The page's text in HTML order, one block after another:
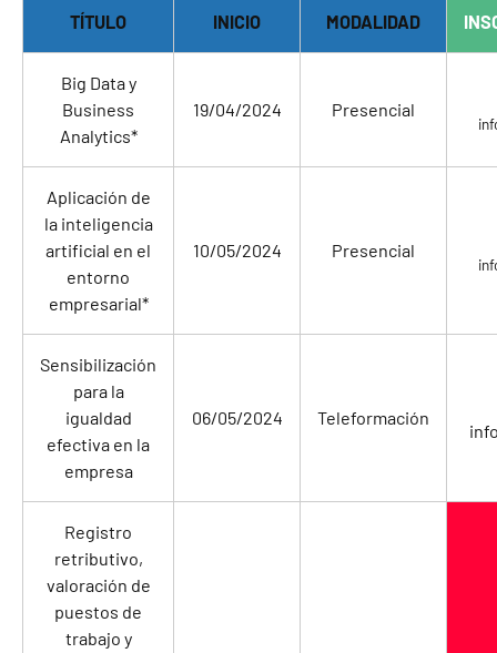
TÍTULO INICIO MODALIDAD
Big Data y
Business
Analytics*
19/04/2024 Presencial
Aplicación de
la inteligencia
artificial en el
entorno
empresarial*
10/05/2024 Presencial
Sensibilización
para la
igualdad
efectiva en la
empresa
06/05/2024 Teleformación
Registro
retributivo,
valoración de
puestos de
trabajo y